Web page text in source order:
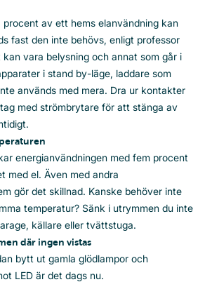
av ett hems elanvändning kan
fast den inte behövs, enligt professor
kan vara belysning och annat som går i
i stand by-läge, laddare som
används med mera. Dra ur kontakter
med strömbrytare för att stänga av
energianvändningen med fem procent
med el. Även med andra
gör det skillnad. Kanske behöver inte
temperatur? Sänk i utrymmen du inte
källare eller tvättstuga.
där ingen vistas
bytt ut gamla glödlampor och
LED är det dags nu.